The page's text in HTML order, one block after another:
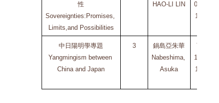
性
Sovereignties:Promises,
Limits,and Possibilities
HAO-LI LIN
0900-
1200
中日陽明學專題
Yangmingism between
China and Japan
3
鍋島亞朱華
Nabeshima,
Asuka
Thu
1530-
1820